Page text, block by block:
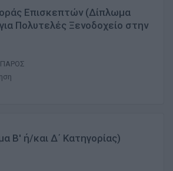
Επισκεπτών (Δίπλωμα
Πολυτελές Ξενοδοχείο στην
Β' ή/και Δ΄ Κατηγορίας)